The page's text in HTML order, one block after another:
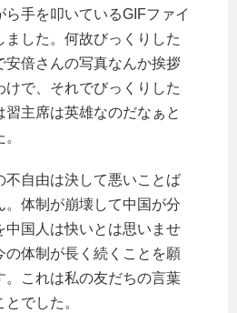
ら手を叩いているGIFファイ
ました。何故びっくりした
安倍さんの写真なんか挨拶
けで、それでびっくりした
習主席は英雄なのだなぁと
不自由は決して悪いことば
。体制が崩壊して中国が分
中国人は快いとは思いませ
の体制が長く続くことを願
。これは私の友だちの言葉
でした。